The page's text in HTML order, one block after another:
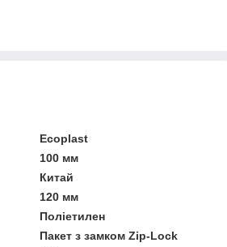
Ecoplast
100 мм
Китай
120 мм
Поліетилен
Пакет з замком Zip-Lock